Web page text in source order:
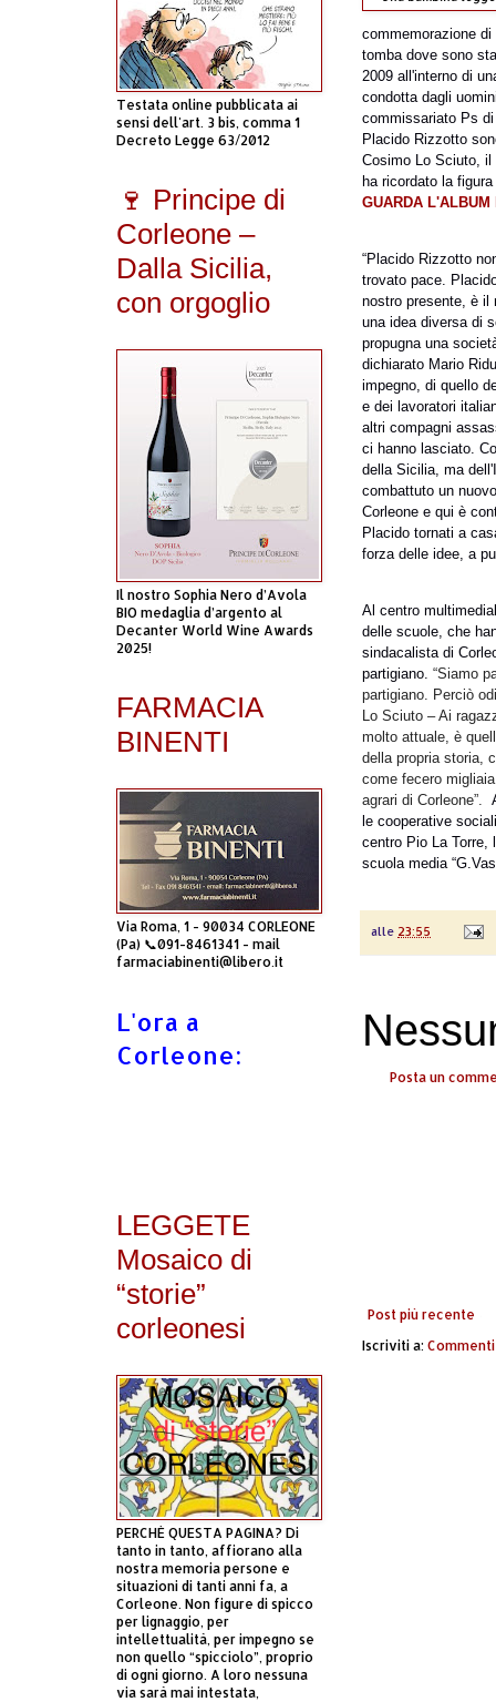
commemorazione
tomba dove sono
2009 all'interno di
condotta dagli
commissariato Ps
Placido Rizzotto
Cosimo Lo Sciuto,
ha ricordato la
GUARDA L'ALBUM
“Placido Rizzotto
trovato pace.
nostro presente, è il
una idea diversa di
propugna una
dichiarato Mario
impegno, di quello
e dei lavoratori
altri compagni
ci hanno lasciato.
della Sicilia, ma
combattuto un
Corleone e qui è
Placido tornati a
forza delle idee, a
Al centro
delle scuole, che
sindacalista di
partigiano. “Siamo
partigiano. Perciò
Lo Sciuto – Ai
molto attuale, è
della propria storia,
come fecero
agrari di Corleone”.
le cooperative
centro Pio La Torre,
scuola media
alle 23:55
Posta un
Post più recente
Iscriviti a:
Testata online pubblicata ai
sensi dell'art. 3 bis, comma 1
Decreto Legge 63/2012
🍷 Principe di
Corleone –
Dalla Sicilia,
con orgoglio
Il nostro Sophia Nero d’Avola
BIO medaglia d’argento al
Decanter World Wine Awards
2025!
FARMACIA
BINENTI
Via Roma, 1 - 90034 CORLEONE
(Pa) 📞091-8461341 - mail
farmaciabinenti@libero.it
L'ora a
Corleone:
LEGGETE
Mosaico di
“storie”
corleonesi
PERCHÈ QUESTA PAGINA? Di
tanto in tanto, affiorano alla
nostra memoria persone e
situazioni di tanti anni fa, a
Corleone. Non figure di spicco
per lignaggio, per
intellettualità, per impegno se
non quello “spicciolo”, proprio
di ogni giorno. A loro nessuna
via sarà mai intestata,